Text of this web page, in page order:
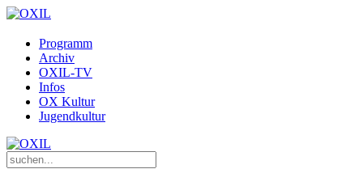
Programm
Archiv
OXIL-TV
Infos
OX Kultur
Jugendkultur